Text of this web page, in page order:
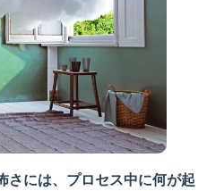
さには、プロセス中に何が起